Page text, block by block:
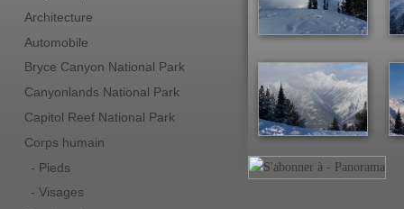
Architecture
Automobile
Bryce Canyon National Park
Canyonlands National Park
Capitol Reef National Park
Corps humain
- Pieds
- Visages